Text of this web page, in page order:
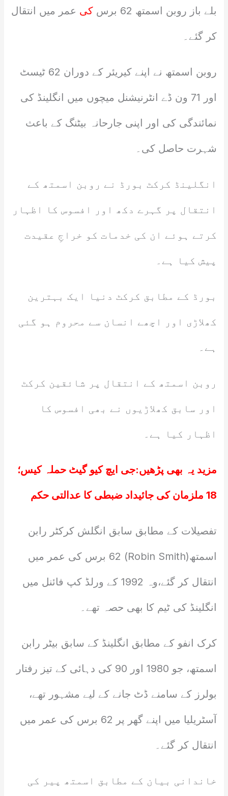
بلے باز روبن اسمتھ 62 برس کی عمر میں انتقال
کر گئے۔
روبن اسمتھ نے اپنے کیریئر کے دوران 62 ٹیسٹ
اور 71 ون ڈے انٹرنیشنل میچوں میں انگلینڈ کی
نمائندگی کی اور اپنی جارحانہ بیٹنگ کے باعث
شہرت حاصل کی۔
انگلینڈ کرکٹ بورڈ نے روبن اسمتھ کے
انتقال پر گہرے دکھ اور افسوس کا اظہار
کرتے ہوئے ان کی خدمات کو خراجِ عقیدت
پیش کیا ہے۔
بورڈ کے مطابق کرکٹ دنیا ایک بہترین
کھلاڑی اور اچھے انسان سے محروم ہو گئی
ہے۔
روبن اسمتھ کے انتقال پر شائقین کرکٹ
اور سابق کھلاڑیوں نے بھی افسوس کا
اظہار کیا ہے۔
مزید یہ بھی پڑھیں:جی ایچ کیو گیٹ حملہ کیس؛
18 ملزمان کی جائیداد ضبطی کا عدالتی حکم
تفصیلات کے مطابق سابق انگلش کرکٹر رابن
اسمتھ(Robin Smith) 62 برس کی عمر میں
انتقال کر گئے،وہ 1992 کے ورلڈ کپ فائنل میں
انگلینڈ کی ٹیم کا بھی حصہ تھے۔
کرک انفو کے مطابق انگلینڈ کے سابق بیٹر رابن
اسمتھ، جو 1980 اور 90 کی دہائی کے تیز رفتار
بولرز کے سامنے ڈٹ جانے کے لیے مشہور تھے،
آسٹریلیا میں اپنے گھر پر 62 برس کی عمر میں
انتقال کر گئے۔
خاندانی بیان کے مطابق اسمتھ پیر کی